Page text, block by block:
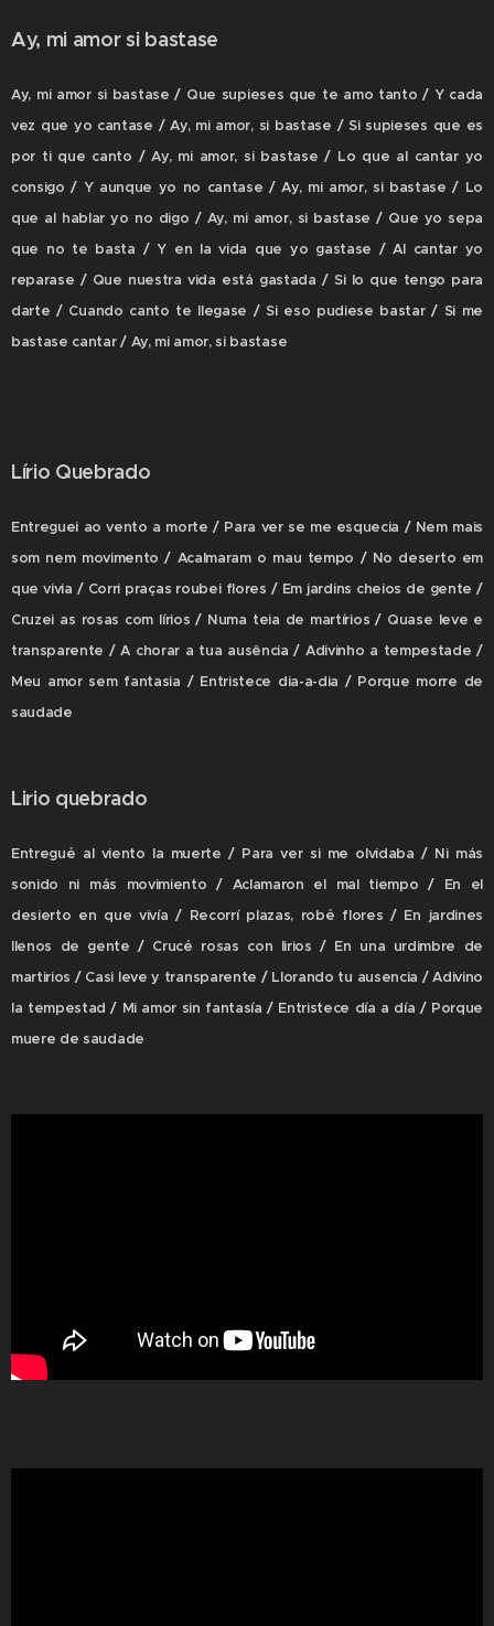
Ay, mi amor si bastase
Ay, mi amor si bastase / Que supieses que te amo tanto / Y cada
vez que yo cantase / Ay, mi amor, si bastase / Si supieses que es
por ti que canto / Ay, mi amor, si bastase / Lo que al cantar yo
consigo / Y aunque yo no cantase / Ay, mi amor, si bastase / Lo
que al hablar yo no digo / Ay, mi amor, si bastase / Que yo sepa
que no te basta / Y en la vida que yo gastase / Al cantar yo
reparase / Que nuestra vida está gastada / Si lo que tengo para
darte / Cuando canto te llegase / Si eso pudiese bastar / Si me
bastase cantar / Ay, mi amor, si bastase
Lírio Quebrado
Entreguei ao vento a morte / Para ver se me esquecia / Nem mais
som nem movimento / Acalmaram o mau tempo / No deserto em
que vivia / Corri praças roubei flores / Em jardins cheios de gente /
Cruzei as rosas com lírios / Numa teia de martírios / Quase leve e
transparente / A chorar a tua ausência / Adivinho a tempestade /
Meu amor sem fantasia / Entristece dia-a-dia / Porque morre de
saudade
Lirio quebrado
Entregué al viento la muerte / Para ver si me olvidaba / Ni más
sonido ni más movimiento / Aclamaron el mal tiempo / En el
desierto en que vivía / Recorrí plazas, robé flores / En jardines
llenos de gente / Crucé rosas con lirios / En una urdimbre de
martirios / Casi leve y transparente / Llorando tu ausencia / Adivino
la tempestad / Mi amor sin fantasía / Entristece día a día / Porque
muere de saudade